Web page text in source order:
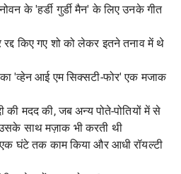
के 'हर्डी गुर्डी मैन' के लिए उनके गीत
रद्द किए गए शो को लेकर इतने तनाव में थे
का 'व्हेन आई एम सिक्सटी-फोर' एक मजाक
की मदद की, जब अन्य पोते-पोतियों में से
साथ मज़ाक भी करती थी
घंटे तक काम किया और आधी रॉयल्टी